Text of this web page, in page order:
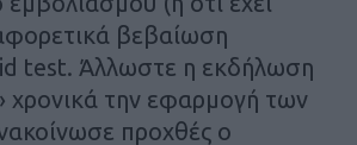
βεβαίωση
test. Άλλωστε η εκδήλωση
χρονικά την εφαρμογή των
προχθές ο